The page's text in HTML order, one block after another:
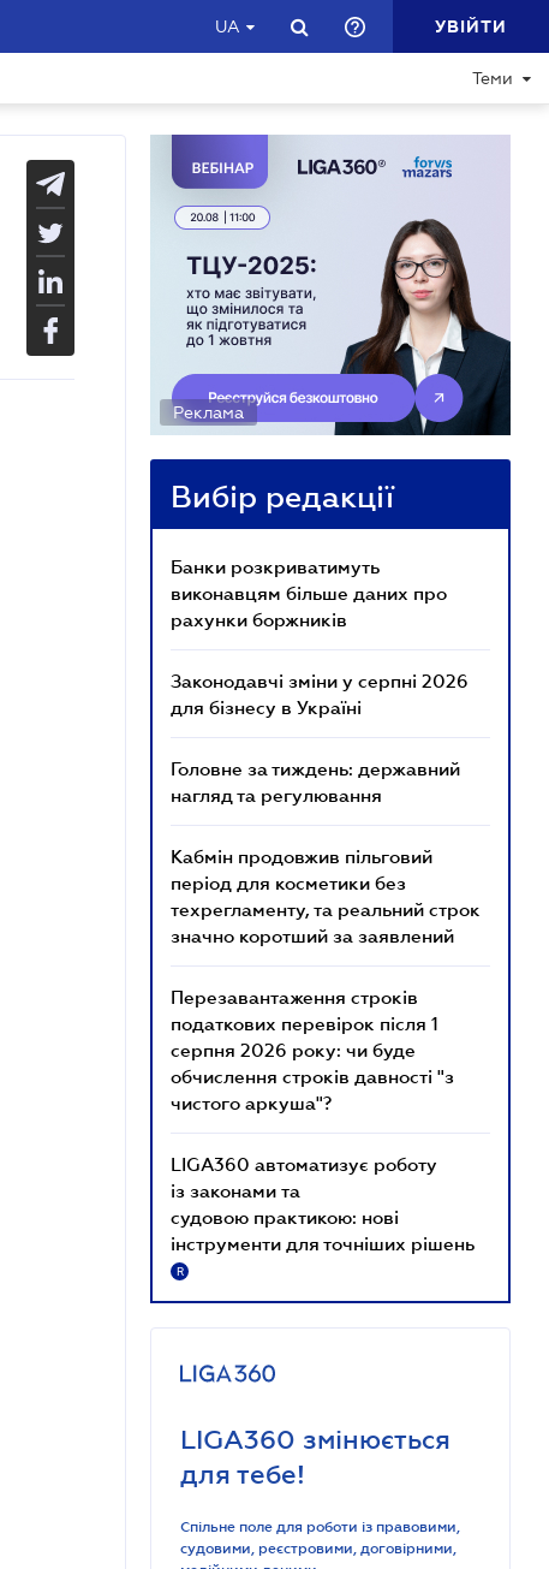
UA УВІЙТИ
Теми
Реклама
Вибір редакції
Банки розкриватимуть
виконавцям більше даних про
рахунки боржників
Законодавчі зміни у серпні 2026
для бізнесу в Україні
Головне за тиждень: державний
нагляд та регулювання
Кабмін продовжив пільговий
період для косметики без
техрегламенту, та реальний строк
значно коротший за заявлений
Перезавантаження строків
податкових перевірок після 1
серпня 2026 року: чи буде
обчислення строків давності "з
чистого аркуша"?
LIGA360 автоматизує роботу
із законами та
судовою практикою: нові
інструменти для точніших рішень
R
LIGA360 змінюється
для тебе!
Спільне поле для роботи із правовими,
судовими, реєстровими, договірними,